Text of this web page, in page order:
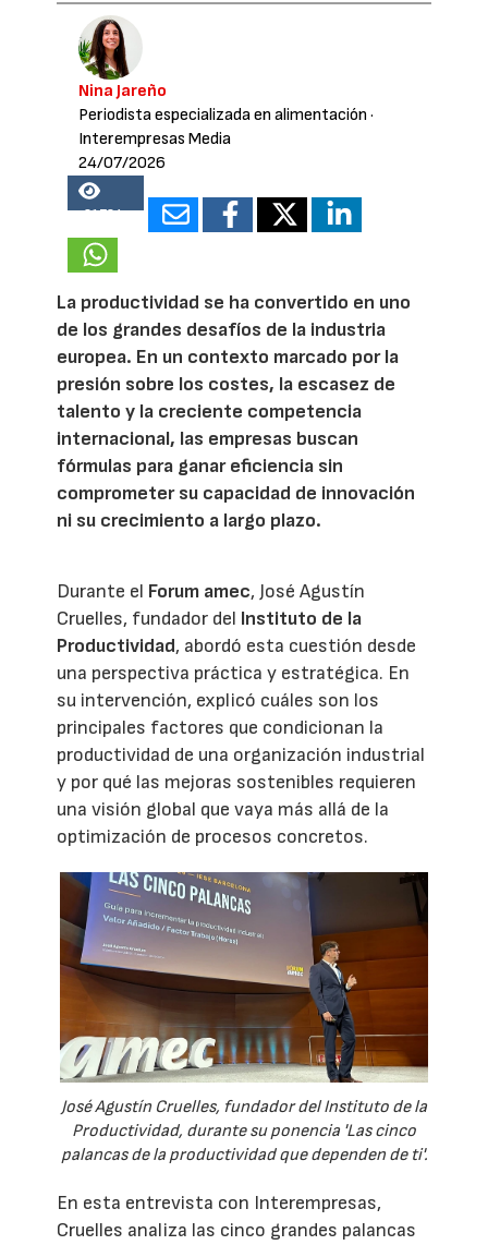
Nina Jareño
Periodista especializada en alimentación ·
Interempresas Media
24/07/2026
21784
La productividad se ha convertido en uno
de los grandes desafíos de la industria
europea. En un contexto marcado por la
presión sobre los costes, la escasez de
talento y la creciente competencia
internacional, las empresas buscan
fórmulas para ganar eficiencia sin
comprometer su capacidad de innovación
ni su crecimiento a largo plazo.
Durante el Forum amec, José Agustín
Cruelles, fundador del Instituto de la
Productividad, abordó esta cuestión desde
una perspectiva práctica y estratégica. En
su intervención, explicó cuáles son los
principales factores que condicionan la
productividad de una organización industrial
y por qué las mejoras sostenibles requieren
una visión global que vaya más allá de la
optimización de procesos concretos.
José Agustín Cruelles, fundador del Instituto de la
Productividad, durante su ponencia 'Las cinco
palancas de la productividad que dependen de ti'.
En esta entrevista con Interempresas,
Cruelles analiza las cinco grandes palancas